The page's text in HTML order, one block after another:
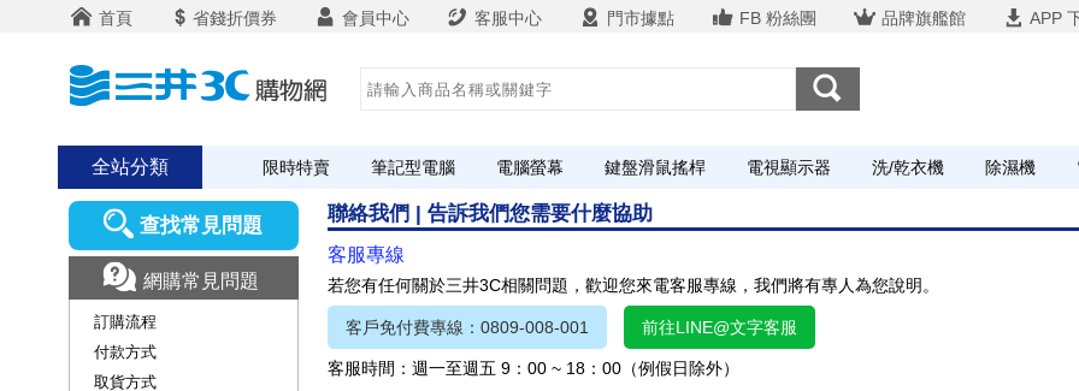
首頁 省錢折價券 會員中心 客服中心 門市據點 FB 粉絲團 品牌旗艦館 APP
全站分類 限時特賣 筆記型電腦 電腦螢幕 鍵盤滑鼠搖桿 電視顯示器 洗/乾衣機 除濕機
聯絡我們 | 告訴我們您需要什麼協助
客服專線
若您有任何關於三井3C相關問題，歡迎您來電客服專線，我們將有專人為您說明。
客戶免付費專線：0809-008-001 前往LINE@文字客服
客服時間：週一至週五 9：00 ~ 18：00（例假日除外）
查找常見問題
網購常見問題
訂購流程
付款方式
取貨方式